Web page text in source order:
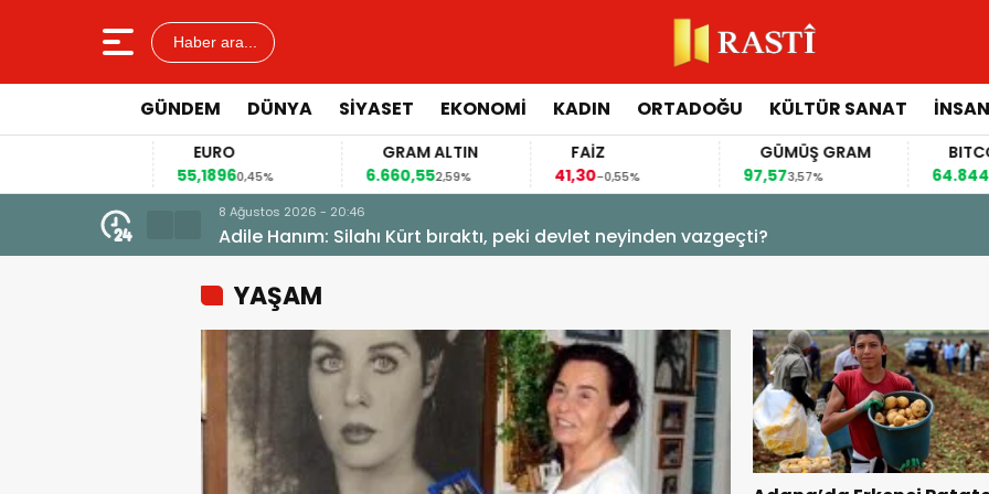
Haber ara...
GÜNDEM DÜNYA SİYASET EKONOMİ KADIN ORTADOĞU KÜLTÜR SANAT
55,18960,45%
GRAM ALTIN
6.660,552,59% -0,55%
GÜMÜŞ GRAM
3,57%
BITCOIN
64.844,00
8 Ağustos 2026 - 20:46
Adile Hanım: Silahı Kürt bıraktı, peki devlet neyinden vazgeçti?
YAŞAM